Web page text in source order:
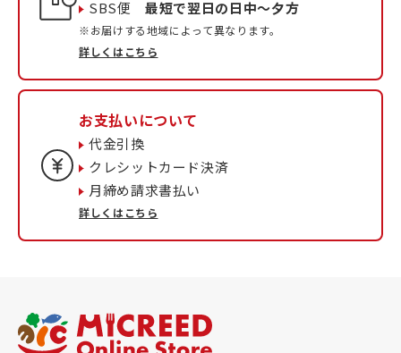
SBS便最短で翌日の日中〜夕方
※お届けする地域によって異なります。
詳しくはこちら
お支払いについて
代金引換
クレシットカード決済
月締め請求書払い
詳しくはこちら